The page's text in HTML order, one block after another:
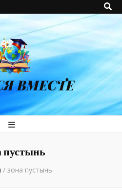
ВМЕСТЕ
пустынь
/ зона пустынь